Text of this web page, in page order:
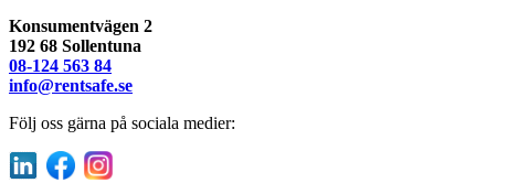
Konsumentvägen 2
192 68 Sollentuna
08-124 563 84
info@rentsafe.se
Följ oss gärna på sociala medier: